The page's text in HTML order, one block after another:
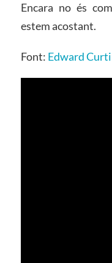
Encara no és
estem acostant.
Font: Edward